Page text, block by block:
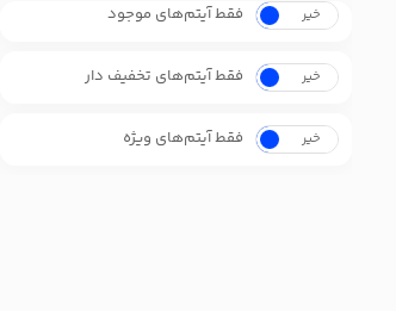
بله خیر فقط آیتم‌های موجود
بله خیر فقط آیتم‌های تخفیف دار
بله خیر فقط آیتم‌های ویژه